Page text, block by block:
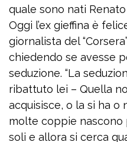
quale sono nati
Oggi l’ex gieffina è
giornalista del
chiedendo se avesse
seduzione. “La
ribattuto lei – Quella
acquisisce, o la si ha o
molte coppie nascono
soli e allora si cerca